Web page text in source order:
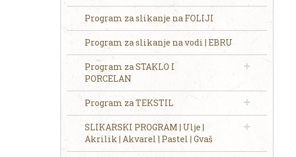
Program za slikanje na FOLIJI
Program za slikanje na vodi | EBRU
Program za STAKLO I
PORCELAN
Program za TEKSTIL
SLIKARSKI PROGRAM | Ulje |
Akrilik | Akvarel | Pastel | Gvaš